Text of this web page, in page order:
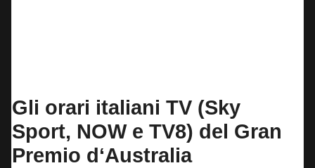
G li orari italiani TV (Sky
Sport, NOW e TV8) del Gran
Premio d ‘Australia